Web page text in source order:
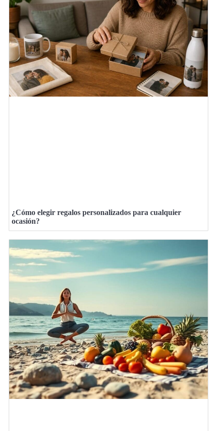
¿Cómo elegir regalos personalizados para cualquier
ocasión?